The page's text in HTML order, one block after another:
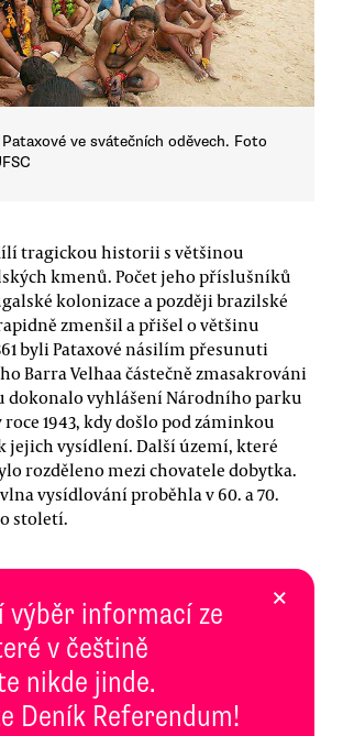
ve svátečních oděvech. Foto
tragickou historii s většinou
kmenů. Počet jeho příslušníků
kolonizace a později brazilské
zmenšil a přišel o většinu
byli Pataxové násilím přesunuti
Barra Velhaa částečně zmasakrováni
dokonalo vyhlášení Národního parku
roce 1943, kdy došlo pod záminkou
jejich vysídlení. Další území, které
rozděleno mezi chovatele dobytka.
vysídlování proběhla v 60. a 70.
století.
výběr informací ze
v češtině
nikde jinde.
Deník Referendum!
×